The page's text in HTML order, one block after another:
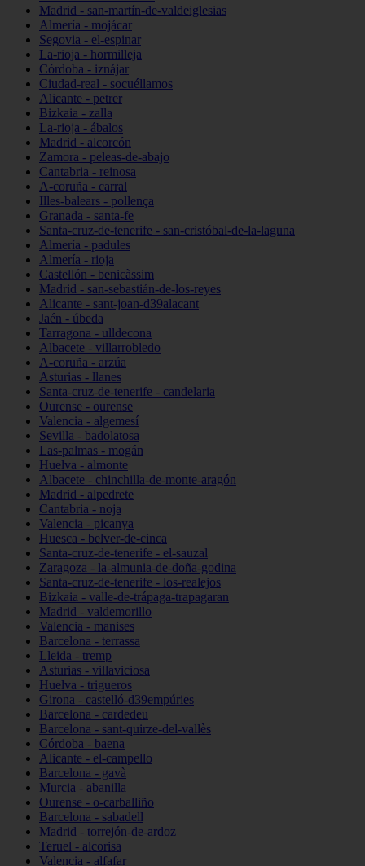
Madrid - san-martín-de-valdeiglesias
Almería - mojácar
Segovia - el-espinar
La-rioja - hormilleja
Córdoba - iznájar
Ciudad-real - socuéllamos
Alicante - petrer
Bizkaia - zalla
La-rioja - ábalos
Madrid - alcorcón
Zamora - peleas-de-abajo
Cantabria - reinosa
A-coruña - carral
Illes-balears - pollença
Granada - santa-fe
Santa-cruz-de-tenerife - san-cristóbal-de-la-laguna
Almería - padules
Almería - rioja
Castellón - benicàssim
Madrid - san-sebastián-de-los-reyes
Alicante - sant-joan-d39alacant
Jaén - úbeda
Tarragona - ulldecona
Albacete - villarrobledo
A-coruña - arzúa
Asturias - llanes
Santa-cruz-de-tenerife - candelaria
Ourense - ourense
Valencia - algemesí
Sevilla - badolatosa
Las-palmas - mogán
Huelva - almonte
Albacete - chinchilla-de-monte-aragón
Madrid - alpedrete
Cantabria - noja
Valencia - picanya
Huesca - belver-de-cinca
Santa-cruz-de-tenerife - el-sauzal
Zaragoza - la-almunia-de-doña-godina
Santa-cruz-de-tenerife - los-realejos
Bizkaia - valle-de-trápaga-trapagaran
Madrid - valdemorillo
Valencia - manises
Barcelona - terrassa
Lleida - tremp
Asturias - villaviciosa
Huelva - trigueros
Girona - castelló-d39empúries
Barcelona - cardedeu
Barcelona - sant-quirze-del-vallès
Córdoba - baena
Alicante - el-campello
Barcelona - gavà
Murcia - abanilla
Ourense - o-carballiño
Barcelona - sabadell
Madrid - torrejón-de-ardoz
Teruel - alcorisa
Valencia - alfafar